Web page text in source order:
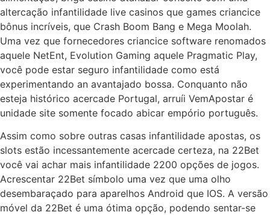
altercação infantilidade live casinos que games criancice
bônus incríveis, que Crash Boom Bang e Mega Moolah.
Uma vez que fornecedores criancice software renomados
aquele NetEnt, Evolution Gaming aquele Pragmatic Play,
você pode estar seguro infantilidade como está
experimentando an avantajado bossa. Conquanto não
esteja histórico acercade Portugal, arruíi VemApostar é
unidade site somente focado abicar empório português.
Assim como sobre outras casas infantilidade apostas, os
slots estão incessantemente acercade certeza, na 22Bet
você vai achar mais infantilidade 2200 opções de jogos.
Acrescentar 22Bet símbolo uma vez que uma olho
desembaraçado para aparelhos Android que IOS. A versão
móvel da 22Bet é uma ótima opção, podendo sentar-se